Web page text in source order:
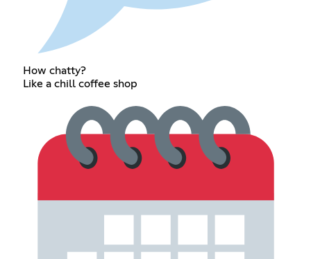
How chatty?
Like a chill coffee shop